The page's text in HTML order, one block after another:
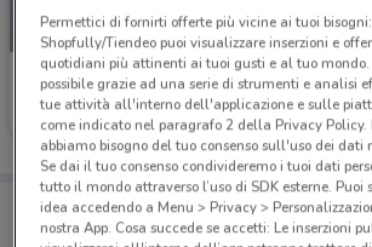
NUOVO
Lidl
Scade mercoledì 1.6 km Scade
Porta DoveConviene sempre con
Puoi trovare le migliori offerte dei
Permettici di fornirti offerte più vicine ai tuoi
Shopfully/Tiendeo puoi visualizzare inserzioni e
quotidiani più attinenti ai tuoi gusti e al tuo mondo.
possibile grazie ad una serie di strumenti e analisi
tue attività all'interno dell'applicazione e sulle
come indicato nel paragrafo 2 della Privacy Policy.
abbiamo bisogno del tuo consenso sull'uso dei
Se dai il tuo consenso condivideremo i tuoi dati
tutto il mondo attraverso l’uso di SDK esterne. Puoi
idea accedendo a Menu > Privacy >
nostra App. Cosa succede se accetti: Le inserzioni